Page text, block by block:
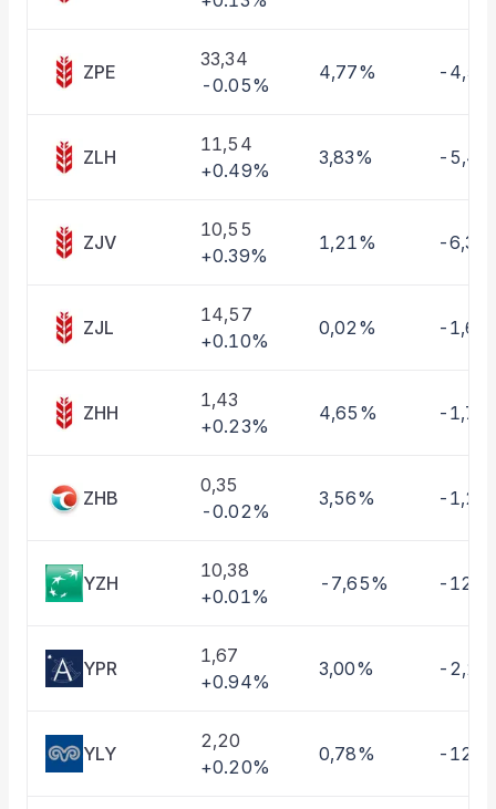
ZPE
33,34
-0.05%
4,77% -
ZLH
11,54
+0.49%
3,83% -
ZJV
10,55
+0.39%
1,21% -
ZJL
14,57
+0.10%
0,02% -
ZHH
1,43
+0.23%
4,65% -
ZHB
0,35
-0.02%
3,56% -
YZH
10,38
+0.01%
-7,65% -
YPR
1,67
+0.94%
3,00% -
YLY
2,20
+0.20%
0,78% -